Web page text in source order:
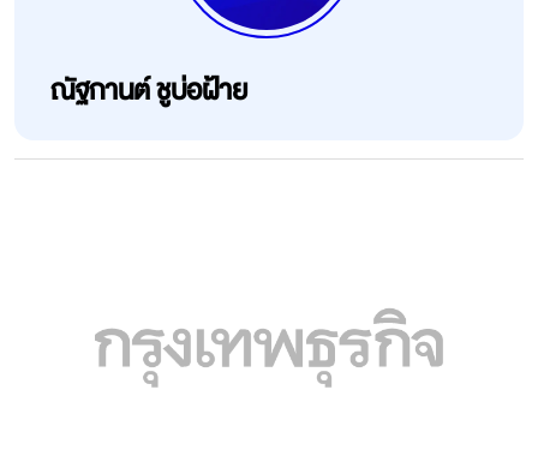
ณัฐกานต์ ชูบ่อฝ้าย